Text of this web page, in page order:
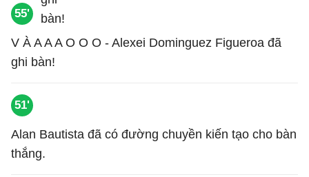
55'
V À A A A O O O - Alexei Dominguez Figueroa đã
ghi bàn!
51'
Alan Bautista đã có đường chuyền kiến tạo cho bàn
thắng.